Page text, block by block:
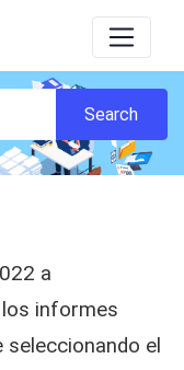
a
informes
el